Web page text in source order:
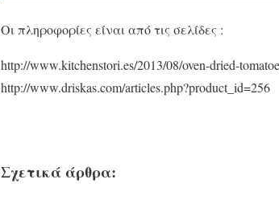
Οι πληροφορίες είναι από τις σελίδες :
http://www.kitchenstori.es/2013/08/oven-dried-
http://www.driskas.com/articles.php?product_id=256
Σχετικά άρθρα: